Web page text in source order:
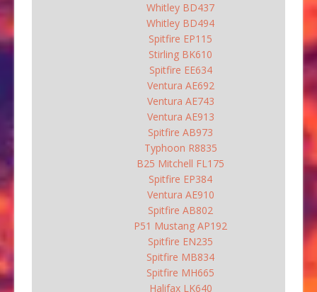
Whitley BD437
Whitley BD494
Spitfire EP115
Stirling BK610
Spitfire EE634
Ventura AE692
Ventura AE743
Ventura AE913
Spitfire AB973
Typhoon R8835
B25 Mitchell FL175
Spitfire EP384
Ventura AE910
Spitfire AB802
P51 Mustang AP192
Spitfire EN235
Spitfire MB834
Spitfire MH665
Halifax LK640